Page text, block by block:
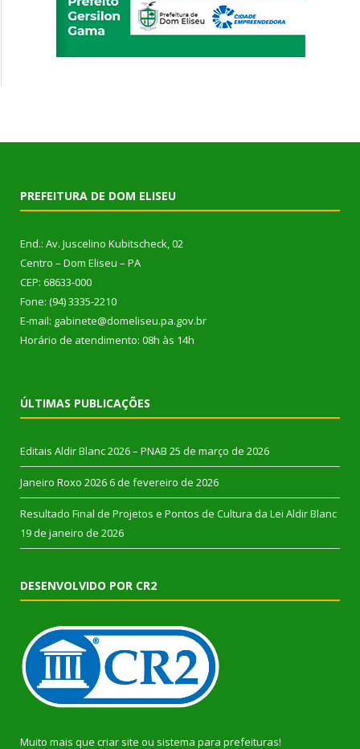
PREFEITURA DE DOM ELISEU
End.: Av. Juscelino Kubitscheck, 02
Centro – Dom Eliseu – PA
CEP: 68633-000
Fone: (94) 3335-2210
E-mail: gabinete@domeliseu.pa.gov.br
Horário de atendimento: 08h às 14h
ÚLTIMAS PUBLICAÇÕES
Editais Aldir Blanc 2026 – PNAB 25 de março de 2026
Janeiro Roxo 2026 6 de fevereiro de 2026
Resultado Final de Projetos e Pontos de Cultura da Lei Aldir Blanc
19 de janeiro de 2026
DESENVOLVIDO POR CR2
Muito mais que criar site ou sistema para prefeituras!